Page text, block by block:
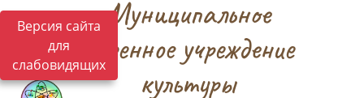
Версия сайта
для
слабовидящих
Муниципальное
казенное учреждение
культуры